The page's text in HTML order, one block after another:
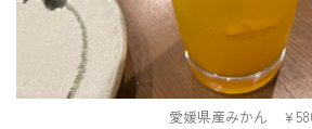
愛媛県産みかん ￥